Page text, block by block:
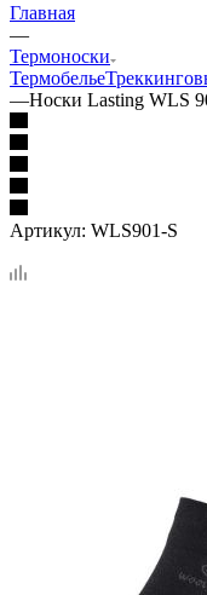
Главная
—
Термоноски
Термобелье
—Носки Lasting WLS
Артикул: WLS901-S